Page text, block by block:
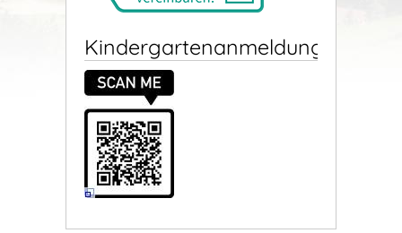
Kindergartenanmeldung